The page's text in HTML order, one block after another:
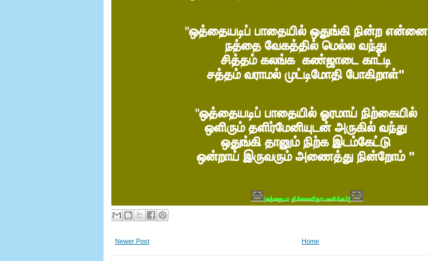
"ஒத்தையடிப் பாதையில் ஒதுங்கி நின்ற என்னை
நத்தை வேகத்தில் மெல்ல வந்து
சித்தம் கலங்க கண்ஜாடை காட்டி
சத்தம் வராமல் முட்டிமோதி போகிறாள்"
"ஒத்தையடிப் பாதையில் ஓரமாய் நிற்கையில்
ஒளிரும் தளிர்மேனியுடன் அருகில் வந்து
ஒதுங்கி தானும் நிற்க இடம்கேட்டு
ஒன்றாய் இருவரும் அணைத்து நின்றோம் "
💌 [கந்தையா தில்லைவிநாயகலிங்கம்]💌
Newer Post Home